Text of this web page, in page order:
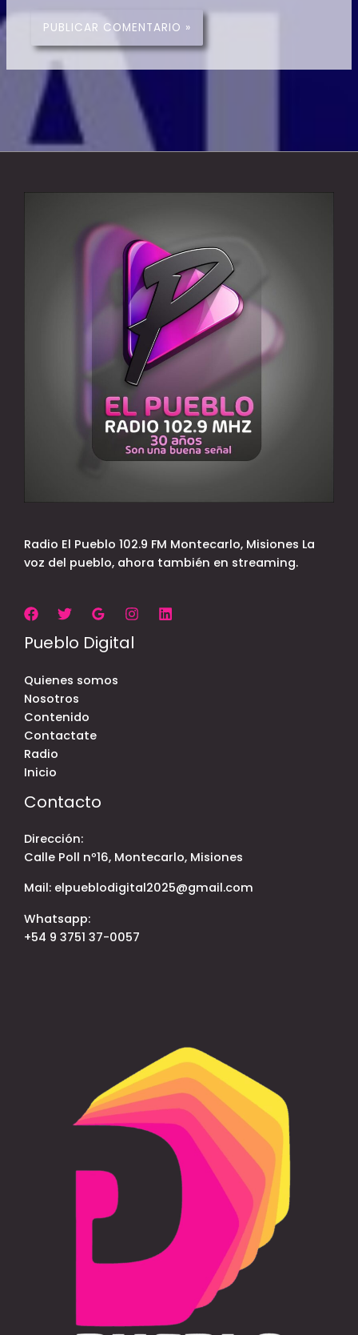
Radio El Pueblo 102.9 FM Montecarlo, Misiones La
voz del pueblo, ahora también en streaming.
Pueblo Digital
Quienes somos
Nosotros
Contenido
Contactate
Radio
Inicio
Contacto
Dirección:
Calle Poll nº16, Montecarlo, Misiones
Mail: elpueblodigital2025@gmail.com
Whatsapp:
+54 9 3751 37-0057